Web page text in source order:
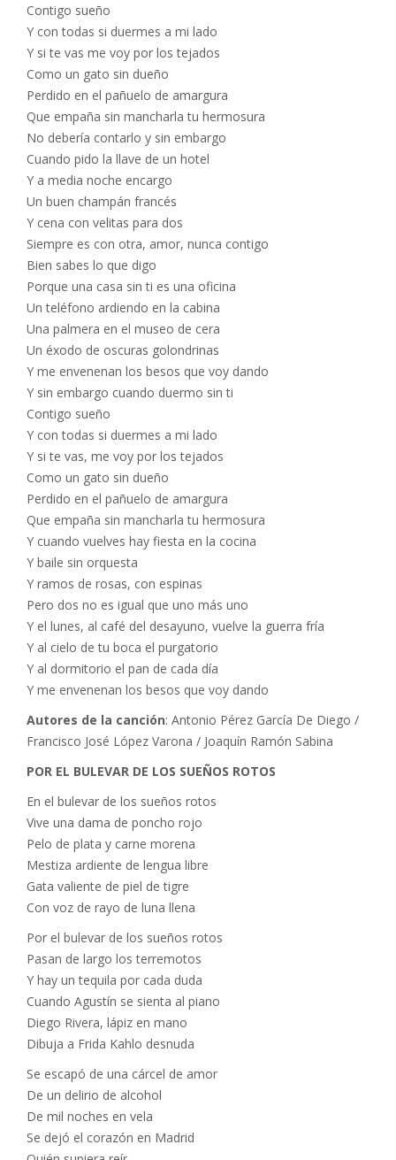
Contigo sueño
Y con todas si duermes a mi lado
Y si te vas me voy por los tejados
Como un gato sin dueño
Perdido en el pañuelo de amargura
Que empaña sin mancharla tu hermosura
No debería contarlo y sin embargo
Cuando pido la llave de un hotel
Y a media noche encargo
Un buen champán francés
Y cena con velitas para dos
Siempre es con otra, amor, nunca contigo
Bien sabes lo que digo
Porque una casa sin ti es una oficina
Un teléfono ardiendo en la cabina
Una palmera en el museo de cera
Un éxodo de oscuras golondrinas
Y me envenenan los besos que voy dando
Y sin embargo cuando duermo sin ti
Contigo sueño
Y con todas si duermes a mi lado
Y si te vas, me voy por los tejados
Como un gato sin dueño
Perdido en el pañuelo de amargura
Que empaña sin mancharla tu hermosura
Y cuando vuelves hay fiesta en la cocina
Y baile sin orquesta
Y ramos de rosas, con espinas
Pero dos no es igual que uno más uno
Y el lunes, al café del desayuno, vuelve la guerra fría
Y al cielo de tu boca el purgatorio
Y al dormitorio el pan de cada día
Y me envenenan los besos que voy dando
Autores de la canción: Antonio Pérez García De Diego /
Francisco José López Varona / Joaquín Ramón Sabina
POR EL BULEVAR DE LOS SUEÑOS ROTOS
En el bulevar de los sueños rotos
Vive una dama de poncho rojo
Pelo de plata y carne morena
Mestiza ardiente de lengua libre
Gata valiente de piel de tigre
Con voz de rayo de luna llena
Por el bulevar de los sueños rotos
Pasan de largo los terremotos
Y hay un tequila por cada duda
Cuando Agustín se sienta al piano
Diego Rivera, lápiz en mano
Dibuja a Frida Kahlo desnuda
Se escapó de una cárcel de amor
De un delirio de alcohol
De mil noches en vela
Se dejó el corazón en Madrid